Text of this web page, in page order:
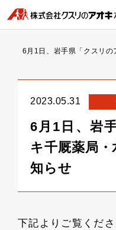
6月1日、岩手県「クスリ
2023.05.31
6月1日、岩
キ千厩薬局
知らせ
下記よりご覧くださ